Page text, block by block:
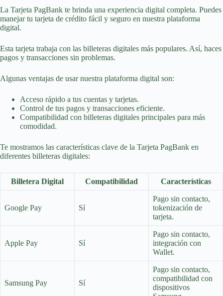
La Tarjeta PagBank te brinda una experiencia digital completa. Puedes
manejar tu tarjeta de crédito fácil y seguro en nuestra plataforma
digital.
Esta tarjeta trabaja con las billeteras digitales más populares. Así, haces
pagos y transacciones sin problemas.
Algunas ventajas de usar nuestra plataforma digital son:
Acceso rápido a tus cuentas y tarjetas.
Control de tus pagos y transacciones eficiente.
Compatibilidad con billeteras digitales principales para más
comodidad.
Te mostramos las características clave de la Tarjeta PagBank en
diferentes billeteras digitales:
Billetera Digital Compatibilidad Características
Google Pay Sí
Pago sin contacto,
tokenización de
tarjeta.
Apple Pay Sí
Pago sin contacto,
integración con
Wallet.
Samsung Pay Sí
Pago sin contacto,
compatibilidad con
dispositivos